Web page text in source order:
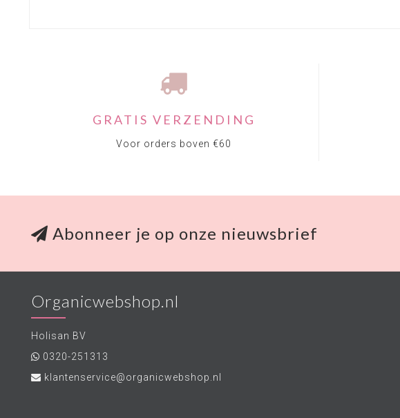
GRATIS VERZENDING
Voor orders boven €60
Abonneer je op onze nieuwsbrief
Organicwebshop.nl
Holisan BV
0320-251313
klantenservice@organicwebshop.nl